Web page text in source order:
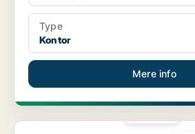
Type
Kontor
Mere info
Kontor i Ballerup